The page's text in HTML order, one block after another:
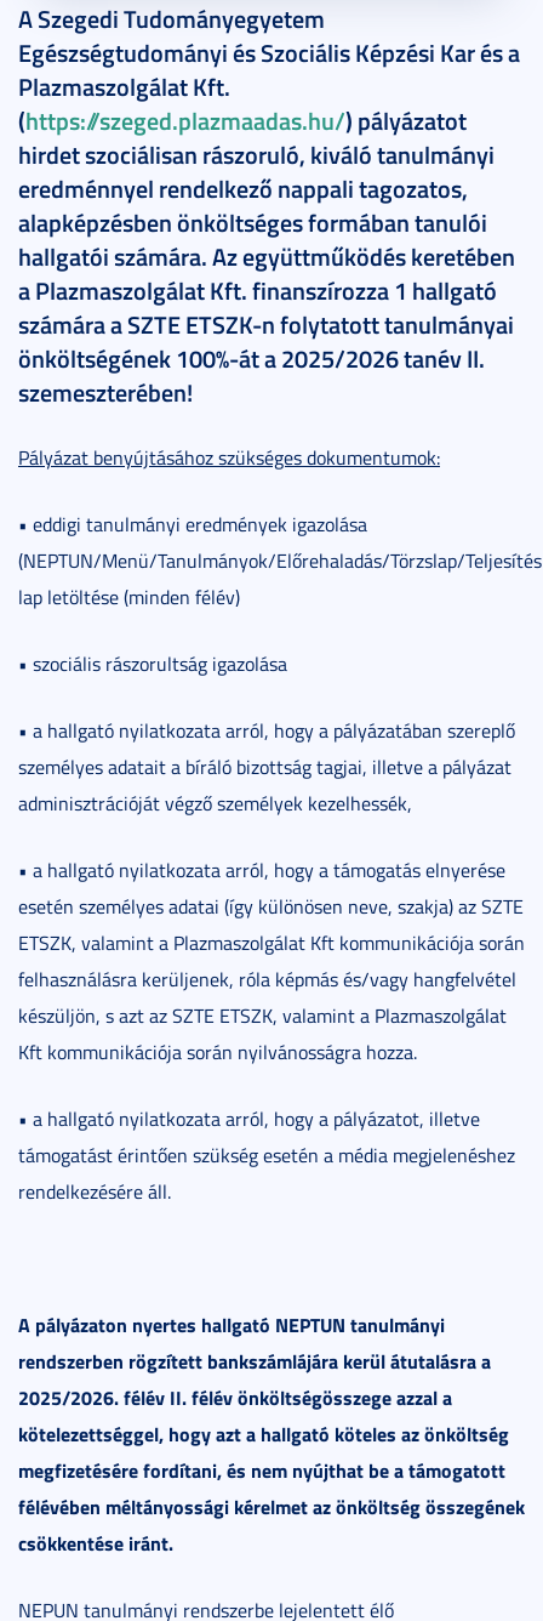
A Szegedi Tudományegyetem
Egészségtudományi és Szociális Képzési Kar és a
Plazmaszolgálat Kft.
(https://szeged.plazmaadas.hu/) pályázatot
hirdet szociálisan rászoruló, kiváló tanulmányi
eredménnyel rendelkező nappali tagozatos,
alapképzésben önköltséges formában tanulói
hallgatói számára. Az együttműködés keretében
a Plazmaszolgálat Kft. finanszírozza 1 hallgató
számára a SZTE ETSZK-n folytatott tanulmányai
önköltségének 100%-át a 2025/2026 tanév II.
szemeszterében!
Pályázat benyújtásához szükséges dokumentumok:
• eddigi tanulmányi eredmények igazolása
(NEPTUN/Menü/Tanulmányok/Előrehaladás/Törzslap/
lap letöltése (minden félév)
• szociális rászorultság igazolása
• a hallgató nyilatkozata arról, hogy a pályázatában szereplő
személyes adatait a bíráló bizottság tagjai, illetve a pályázat
adminisztrációját végző személyek kezelhessék,
• a hallgató nyilatkozata arról, hogy a támogatás elnyerése
esetén személyes adatai (így különösen neve, szakja) az SZTE
ETSZK, valamint a Plazmaszolgálat Kft kommunikációja során
felhasználásra kerüljenek, róla képmás és/vagy hangfelvétel
készüljön, s azt az SZTE ETSZK, valamint a Plazmaszolgálat
Kft kommunikációja során nyilvánosságra hozza.
• a hallgató nyilatkozata arról, hogy a pályázatot, illetve
támogatást érintően szükség esetén a média megjelenéshez
rendelkezésére áll.
A pályázaton nyertes hallgató NEPTUN tanulmányi
rendszerben rögzített bankszámlájára kerül átutalásra a
2025/2026. félév II. félév önköltségösszege azzal a
kötelezettséggel, hogy azt a hallgató köteles az önköltség
megfizetésére fordítani, és nem nyújthat be a támogatott
félévében méltányossági kérelmet az önköltség összegének
csökkentése iránt.
NEPUN tanulmányi rendszerbe lejelentett élő